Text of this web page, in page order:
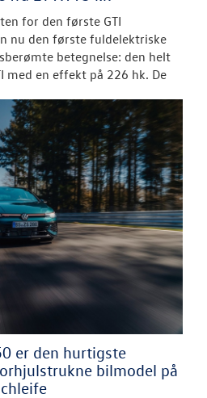
for den første GTI
nu den første fuldelektriske
betegnelse: den helt
med en effekt på 226 hk. De
er den hurtigste
bilmodel på